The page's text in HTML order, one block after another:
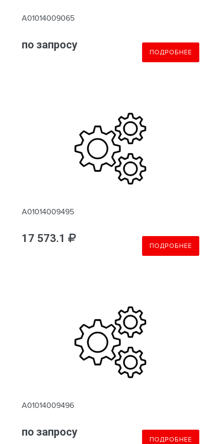
A01014009065
по запросу
ПОДРОБНЕЕ
A01014009495
17 573.1
ПОДРОБНЕЕ
A01014009496
по запросу
ПОДРОБНЕЕ